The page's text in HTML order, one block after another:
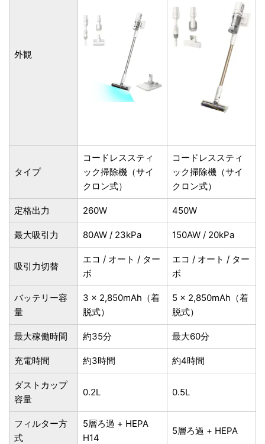
外観
タイプ
コードレススティ
ック掃除機（サイ
クロン式）
コードレススティ
ック掃除機（サイ
クロン式）
定格出力 260W 450W
最大吸引力 80AW / 23kPa 150AW / 20kPa
吸引力切替
エコ / オート / ター
ボ
エコ / オート / ター
ボ
バッテリー容
量
3 × 2,850mAh（着
脱式）
5 × 2,850mAh（着
脱式）
最大稼働時間 約35分 最大60分
充電時間 約3時間 約4時間
ダストカップ
容量
0.2L 0.5L
フィルター方
式
5層ろ過 + HEPA
H14
5層ろ過 + HEPA